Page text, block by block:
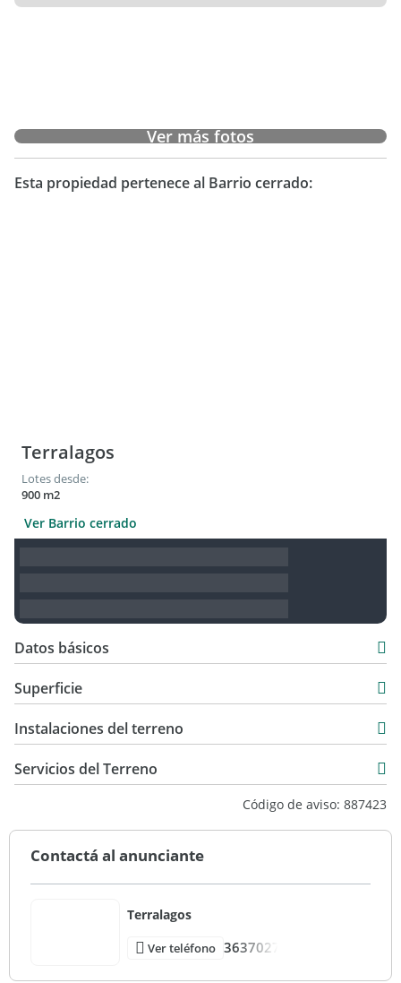
Ver más fotos
Esta propiedad pertenece al Barrio cerrado:
Terralagos
Lotes desde:
900 m2
Ver Barrio cerrado
Datos básicos
Superficie
Instalaciones del terreno
Servicios del Terreno
Código de aviso: 887423
Contactá al anunciante
Terralagos
Ver teléfono 3637027